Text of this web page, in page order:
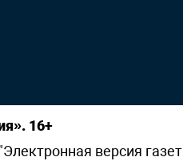
16+
версия